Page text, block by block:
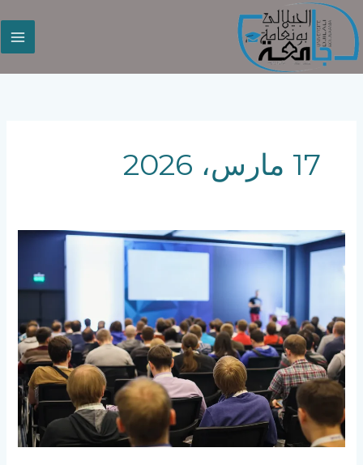
تخطي
إلى
المحتوى
17 مارس، 2026
الملتقى
الوطني
(حضوري-
استراتيجيات
تمكين
المرأة
بين
الطموحات
والفرص
في
مسيرة